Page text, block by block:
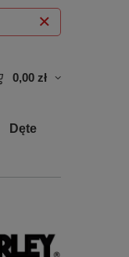
0,00 zł
Dęte